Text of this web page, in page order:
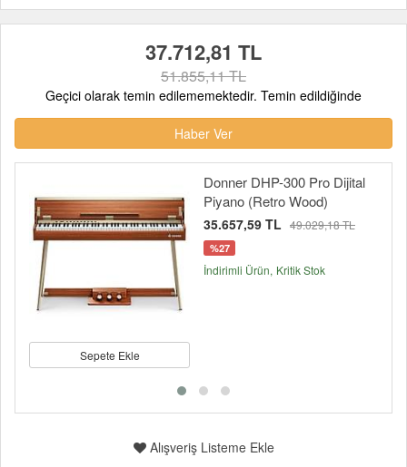
37.712,81 TL
51.855,11 TL
Geçici olarak temin edilememektedir. Temin edildiğinde
Haber Ver
Sepete Ekle
Donner DHP-300 Pro Dijital
Piyano (Retro Wood)
35.657,59 TL 49.029,18 TL
%27
İndirimli Ürün Kritik Stok
Alışveriş Listeme Ekle